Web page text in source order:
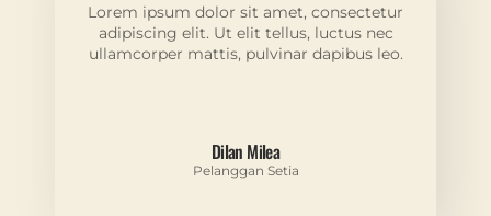
Lorem ipsum dolor sit amet, consectetur
adipiscing elit. Ut elit tellus, luctus nec
ullamcorper mattis, pulvinar dapibus leo.
Dilan Milea
Pelanggan Setia